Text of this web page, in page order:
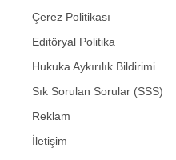
Çerez Politikası
Editöryal Politika
Hukuka Aykırılık Bildirimi
Sık Sorulan Sorular (SSS)
Reklam
İletişim